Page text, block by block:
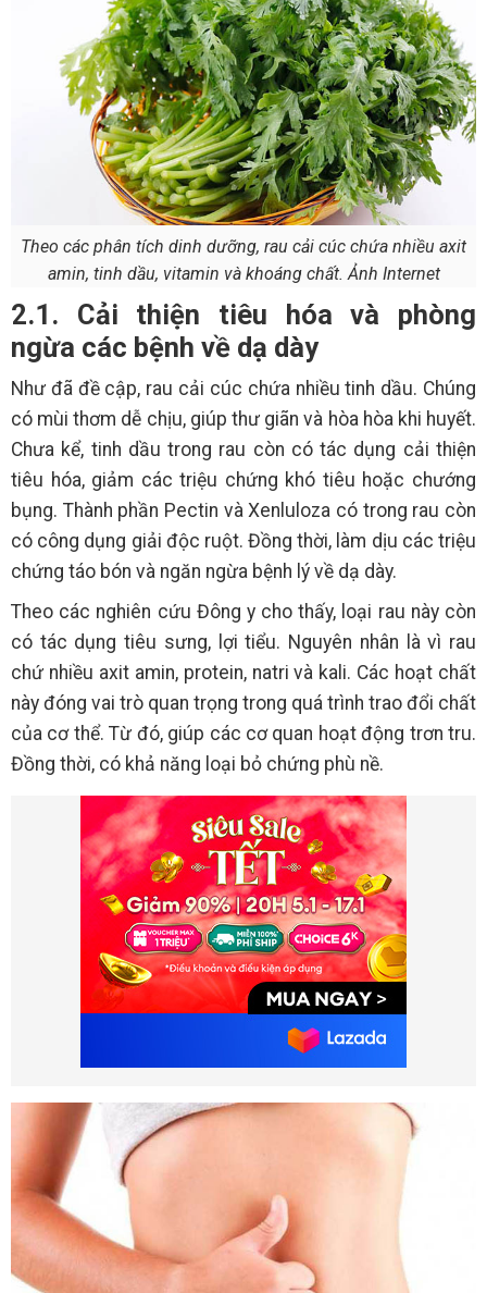
Theo các phân tích dinh dưỡng, rau cải cúc chứa nhiều axit
amin, tinh dầu, vitamin và khoáng chất. Ảnh Internet
2.1. Cải thiện tiêu hóa và phòng
ngừa các bệnh về dạ dày
Như đã đề cập, rau cải cúc chứa nhiều tinh dầu. Chúng
có mùi thơm dễ chịu, giúp thư giãn và hòa hòa khi huyết.
Chưa kể, tinh dầu trong rau còn có tác dụng cải thiện
tiêu hóa, giảm các triệu chứng khó tiêu hoặc chướng
bụng. Thành phần Pectin và Xenluloza có trong rau còn
có công dụng giải độc ruột. Đồng thời, làm dịu các triệu
chứng táo bón và ngăn ngừa bệnh lý về dạ dày.
Theo các nghiên cứu Đông y cho thấy, loại rau này còn
có tác dụng tiêu sưng, lợi tiểu. Nguyên nhân là vì rau
chứ nhiều axit amin, protein, natri và kali. Các hoạt chất
này đóng vai trò quan trọng trong quá trình trao đổi chất
của cơ thể. Từ đó, giúp các cơ quan hoạt động trơn tru.
Đồng thời, có khả năng loại bỏ chứng phù nề.